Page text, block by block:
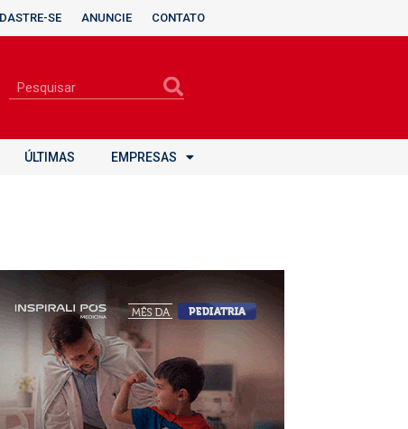
SE ANUNCIE CONTATO
ÚLTIMAS EMPRESAS